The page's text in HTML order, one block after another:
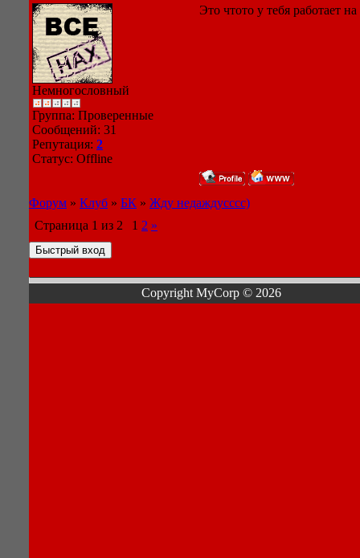
Немногословный
Группа: Проверенные
Сообщений: 31
Репутация: 2
Статус: Offline
Это чтото у тебя работает
Форум » Клуб » БК » Жду недаждусссс)
Страница 1 из 2 1 2 »
Copyright MyCorp © 2026